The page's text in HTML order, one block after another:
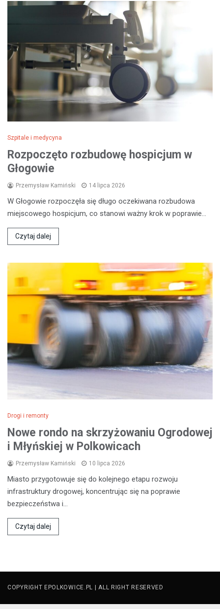
Szpitale i medycyna
Rozpoczęto rozbudowę hospicjum w
Głogowie
Przemysław Kamiński 14 lipca 2026
W Głogowie rozpoczęła się długo oczekiwana rozbudowa
miejscowego hospicjum, co stanowi ważny krok w poprawie…
Czytaj dalej
Drogi i remonty
Nowe rondo na skrzyżowaniu Ogrodowej
i Młyńskiej w Polkowicach
Przemysław Kamiński 10 lipca 2026
Miasto przygotowuje się do kolejnego etapu rozwoju
infrastruktury drogowej, koncentrując się na poprawie
bezpieczeństwa i…
Czytaj dalej
COPYRIGHT EPOLKOWICE.PL | ALL RIGHT RESERVED